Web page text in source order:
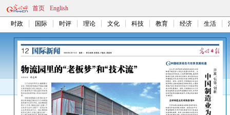
首页 English
时政 国际 时评 理论 文化 科技 教育 经济 生活